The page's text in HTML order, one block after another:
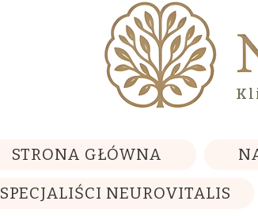
STRONA GŁÓWNA
SPECJALIŚCI NEUROVITALIS